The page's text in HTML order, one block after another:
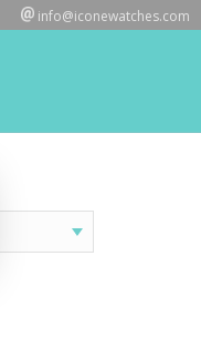
info@iconewatches.com